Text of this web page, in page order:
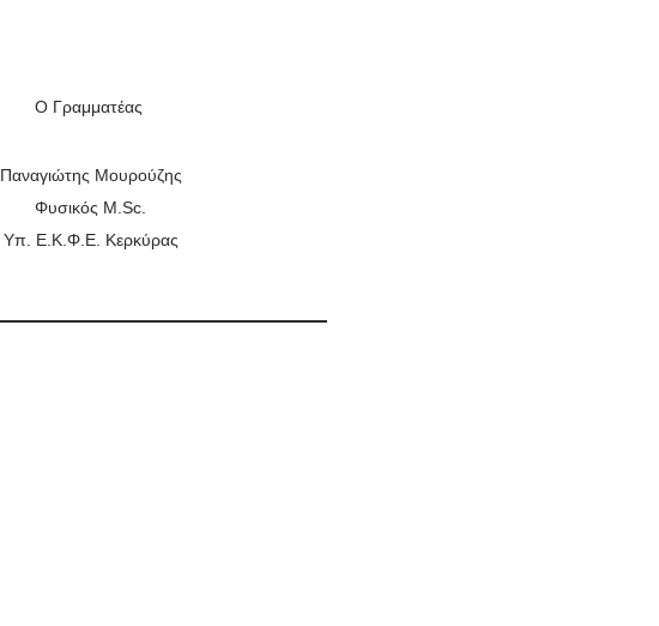
Ο Γραμματέας
Παναγιώτης Μουρούζης
Φυσικός M.Sc.
Υπ. Ε.Κ.Φ.Ε. Κερκύρας